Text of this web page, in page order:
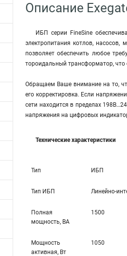
Описание
ИБП серии FineSine
электропитания котлов, насосов,
позволяет обеспечить любое
тороидальный трансформатор, что
Обращаем Ваше внимание на то,
его корректировка. Если
сети находится в пределах
напряжения на цифровых
Технические характеристики
Тип ИБП
Тип ИБП Линейно-
Полная
мощность, ВА
1500
Мощность
активная, Вт
1050